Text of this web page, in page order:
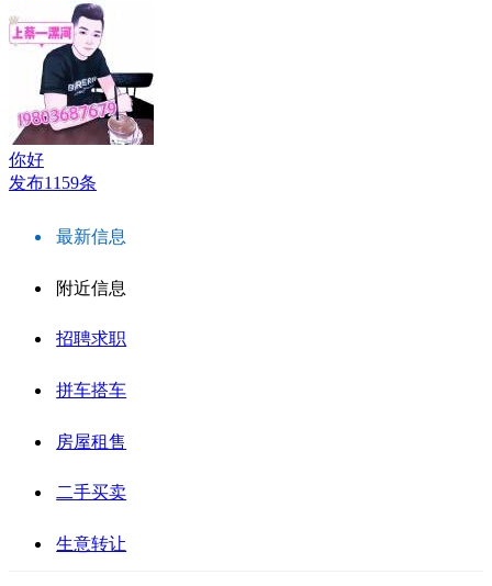
你好
发布1159条
最新信息
附近信息
招聘求职
拼车搭车
房屋租售
二手买卖
生意转让